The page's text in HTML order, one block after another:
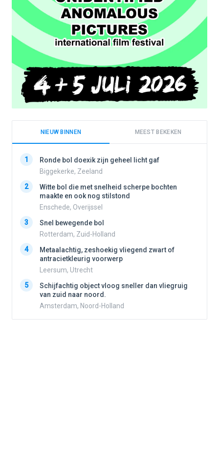
NIEUW BINNEN MEEST BEKEKEN
1
Ronde bol doexik zijn geheel licht gaf
Biggekerke, Zeeland
2
Witte bol die met snelheid scherpe bochten
maakte en ook nog stilstond
Enschede, Overijssel
3
Snel bewegende bol
Rotterdam, Zuid-Holland
4
Metaalachtig, zeshoekig vliegend zwart of
antracietkleurig voorwerp
Leersum, Utrecht
5
Schijfachtig object vloog sneller dan vliegruig
van zuid naar noord.
Amsterdam, Noord-Holland